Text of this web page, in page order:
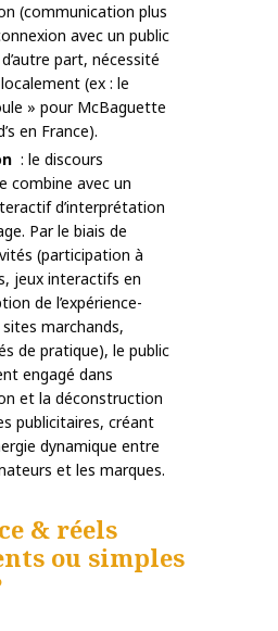
(communication plus
avec un public
part, nécessité
(ex : le
» pour McBaguette
en France).
: le discours
combine avec un
d’interprétation
Par le biais de
(participation à
jeux interactifs en
de l’expérience-
marchands,
de pratique), le public
engagé dans
et la déconstruction
publicitaires, créant
dynamique entre
et les marques.
& réels
ou simples